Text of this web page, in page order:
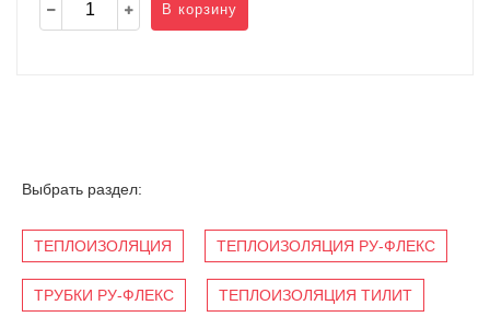
В корзину
Выбрать раздел:
ТЕПЛОИЗОЛЯЦИЯ ТЕПЛОИЗОЛЯЦИЯ РУ-ФЛЕКС
ТРУБКИ РУ-ФЛЕКС ТЕПЛОИЗОЛЯЦИЯ ТИЛИТ